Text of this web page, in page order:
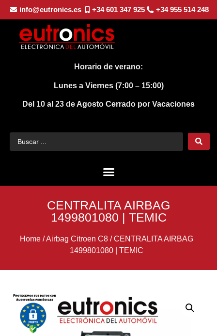
info@eutronics.es +34 601 347 925 +34 955 514 248
Horario de verano:
Lunes a Viernes (7:00 – 15:00)
Del 10 al 23 de Agosto Cerrado por Vacaciones
CENTRALITA AIRBAG
1499801080 | TEMIC
Home/Airbag Citroen C8/CENTRALITA AIRBAG
1499801080 | TEMIC